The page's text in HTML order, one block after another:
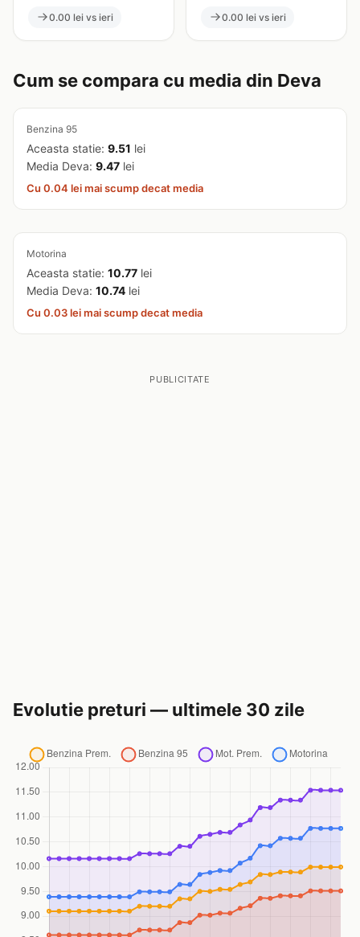
0.00 lei vs ieri 0.00 lei vs ieri
Cum se compara cu media din Deva
Benzina 95
Aceasta statie: 9.51 lei
Media Deva: 9.47 lei
Cu 0.04 lei mai scump decat media
Motorina
Aceasta statie: 10.77 lei
Media Deva: 10.74 lei
Cu 0.03 lei mai scump decat media
PUBLICITATE
Evolutie preturi — ultimele 30 zile